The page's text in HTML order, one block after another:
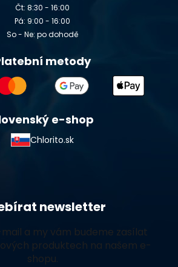
Čt: 8:30 - 16:00
Pá: 9:00 - 16:00
So - Ne: po dohodě
metody
e-shop
Chlorito.sk
newsletter
a my vám budeme zasílat
produktech na našem e-
shopu.